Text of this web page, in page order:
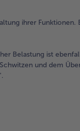
ihrer Funktionen.
Belastung ist
und dem